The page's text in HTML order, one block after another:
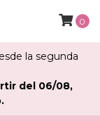
la segunda
del 06/08,
0